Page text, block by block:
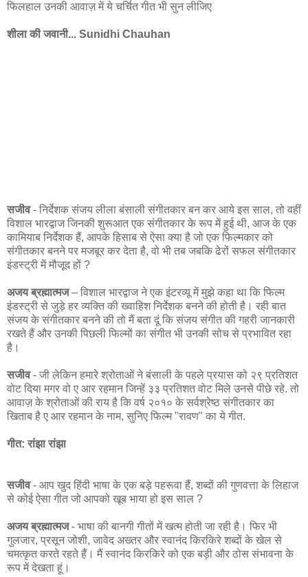
फिलहाल उनकी आवाज़ में ये चर्चित गीत भी सुन लीजिए
शीला की जवानी... Sunidhi Chauhan
सजीव- निर्देशक संजय लीला बंसाली संगीतकार बन कर आये इस साल, तो वहीं
विशाल भारद्वाज जिनकी शुरूआत एक संगीतकार के रूप में हुई थी, आज के एक
कामियाब निर्देशक हैं, आपके हिसाब से ऐसा क्या है जो एक फिल्मकार को
संगीतकार बनने पर मजबूर कर देता है, वो भी तब जबकि ढेरों सफल संगीतकार
इंडस्ट्री में मौजूद हों ?
अजय ब्रह्मात्मज– विशाल भारद्वाज ने एक इंटरव्यू में मुझे कहा था कि फिल्‍म
इंडस्‍ट्री से जुड़े हर व्‍यक्ति की ख्‍वाहिश निर्देशक बनने की होती है। रही बात
संजय के संगीतकार बनने की तो मैं बता दूं कि संजय संगीत की गहरी जानकारी
रखते हैं और उनकी पिछली फिल्‍मों का संगीत भी उनकी सोच से प्रभावित रहा
है।
सजीव- जी लेकिन हमारे श्रोताओं ने बंसाली के पहले प्रयास को २९ प्रतिशत
वोट दिया मगर वो ए आर रहमान जिन्हें ३३ प्रतिशत वोट मिले उनसे पीछे रहे. तो
आवाज़ के श्रोताओं की राय है कि वर्ष २०१० के सर्वश्रेष्ठ संगीतकार का
खिताब है ए आर रहमान के नाम, सुनिए फिल्म "रावण" का ये गीत.
गीत: रांझा रांझा
सजीव- आप खुद हिंदी भाषा के एक बड़े पहरूवा हैं, शब्दों की गुणवत्ता के लिहाज
से कोई ऐसा गीत जो आपको खूब भाया हो इस साल ?
अजय ब्रह्मात्मज- भाषा की बानगी गीतों में खत्‍म होती जा रही है। फिर भी
गुलजार, प्रसून जोशी, जावेद अख्‍तर और स्‍वानं‍द किरकिरे शब्‍दों के खेल से
चमत्‍कृत करते रहते हैं। मैं स्‍वानंद किरकिरे को एक बड़ी और ठोस संभावना के
रूप में देखता हूं।